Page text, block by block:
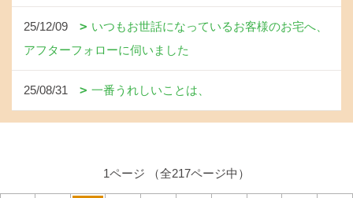
25/12/09
いつもお世話になっているお客様のお宅へ、
アフターフォローに伺いました
25/08/31 一番うれしいことは、
1ページ （全217ページ中）